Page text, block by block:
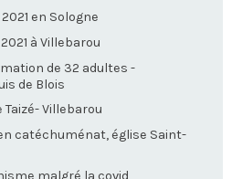
en Sologne
à Villebarou
de 32 adultes -
de Blois
Taizé- Villebarou
catéchuménat, église Saint-